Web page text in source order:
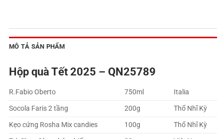
MÔ TẢ SẢN PHẨM
Hộp quà Tết 2025 – QN25789
R.Fabio Oberto 750ml
Italia
Socola Faris 2 tầng
200g
Thổ Nhĩ Kỳ
Kẹo cứng Rosha Mix candies
100g
Thổ Nhĩ Kỳ